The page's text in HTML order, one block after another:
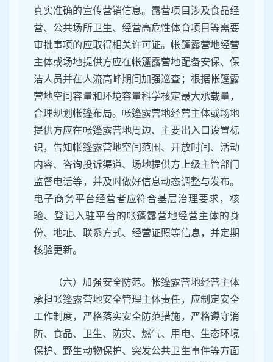
真实准确的宣传营销信息。露营项目涉及食品经
营、公共场所卫生、经营高危性体育项目等需要
审批事项的应取得相关许可证。帐篷露营地经营
主体或场地提供方应在帐篷露营地配备安保、保
洁人员并在人流高峰期间加强巡查；根据帐篷露
营地空间容量和环境容量科学核定最大承载量，
合理规划帐篷布局。帐篷露营地经营主体或场地
提供方应在帐篷露营地周边、主要出入口设置标
识，告知帐篷露营地空间范围、开放时间、活动
内容、咨询投诉渠道、场地提供方上级主管部门
监督电话等，并及时做好信息动态调整与发布。
电子商务平台经营者应符合基层治理要求，核
验、登记入驻平台的帐篷露营地经营主体的身
份、地址、联系方式、经营证照等信息，并定期
核验更新。
（六）加强安全防范。帐篷露营地经营主体
承担帐篷露营地安全管理主体责任，应制定安全
工作制度，严格落实安全防范措施，严格遵守消
防、食品、卫生、防灾、燃气、用电、生态环境
保护、野生动物保护、突发公共卫生事件等方面